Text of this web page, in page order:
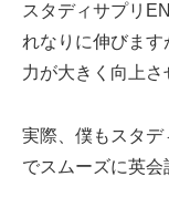
スタディサプリ
れなりに伸びま
力が大きく向上さ
実際、僕もスタ
でスムーズに英会